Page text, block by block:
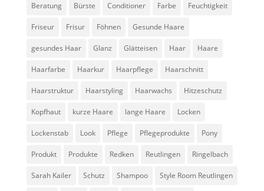
Beratung Bürste Conditioner Farbe Feuchtigkeit
Friseur Frisur Föhnen Gesunde Haare
gesundes Haar Glanz Glätteisen Haar Haare
Haarfarbe Haarkur Haarpflege Haarschnitt
Haarstruktur Haarstyling Haarwachs Hitzeschutz
Kopfhaut kurze Haare lange Haare Locken
Lockenstab Look Pflege Pflegeprodukte Pony
Produkt Produkte Redken Reutlingen Ringelbach
Sarah Kailer Schutz Shampoo Style Room Reutlingen